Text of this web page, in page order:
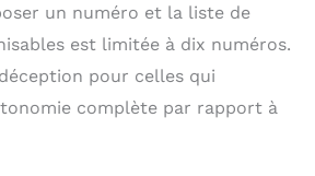
un numéro et la liste de
est limitée à dix numéros.
pour celles qui
complète par rapport à